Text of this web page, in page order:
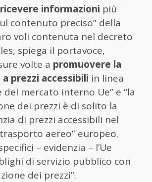
ricevere informazioni più
contenuto preciso” della
voli contenuta nel decreto
spiega il portavoce,
volte a promuovere la
prezzi accessibili in linea
mercato interno Ue” e “la
dei prezzi è di solito la
di prezzi accessibili nel
aereo” europeo.
– evidenzia – l’Ue
di servizio pubblico con
dei prezzi”.